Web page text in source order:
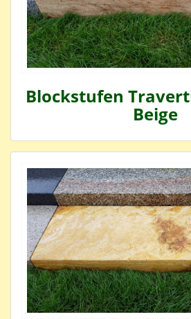
Blockstufen
Beige